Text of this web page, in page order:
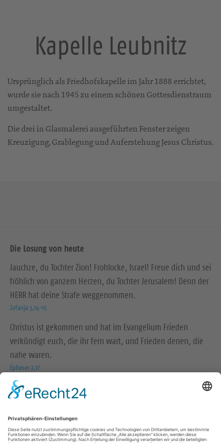
Kapelle Leubnitz
Ursprünglich als Friedhofskapelle im Jahr 1888 errichtet,
wurde sie nach 1945 zu einem schönen Gottesdienstraum
umgestaltet.
Die drei in Glasmalerei ausgeführten Fenster zeigen
Kreuzigung, Grablegung und Auferstehung Jesus Christus.
Die Losung von heute
Jauchze, du Tochter Zion! Frohlocke, Israel! Freue dich und sei
fröhlich von ganzem Herzen, du Tochter Jerusalem! Denn der
HERR hat deine Strafe weggenommen.
Zefanja 3,14-15
Christus ist gekommen und hat im Evangelium Frieden
verkündigt euch, die ihr fern wart, und Frieden denen, die
nahe waren.
Epheser 2,17
© Evangelische Brüder-Unität – Herrnhuter Brüdergemeine
Weitere Informationen finden Sie hier
Folge uns auf: